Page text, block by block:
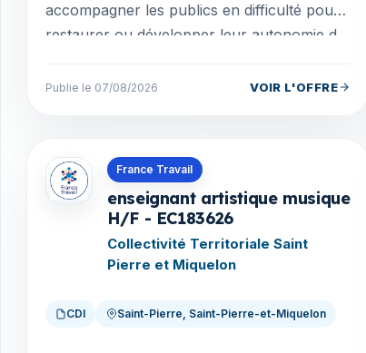
accompagner les publics en difficulté pour
restaurer ou développer leur autonomie d
Publie le 07/08/2026 VOIR L'OFFRE
France Travail
enseignant artistique musique
H/F - EC183626
Collectivité Territoriale Saint
Pierre et Miquelon
CDI Saint-Pierre, Saint-Pierre-et-Miquelon
Offres en Saint-Pierre-et-Miquelon